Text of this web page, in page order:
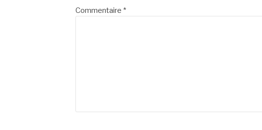
Commentaire *